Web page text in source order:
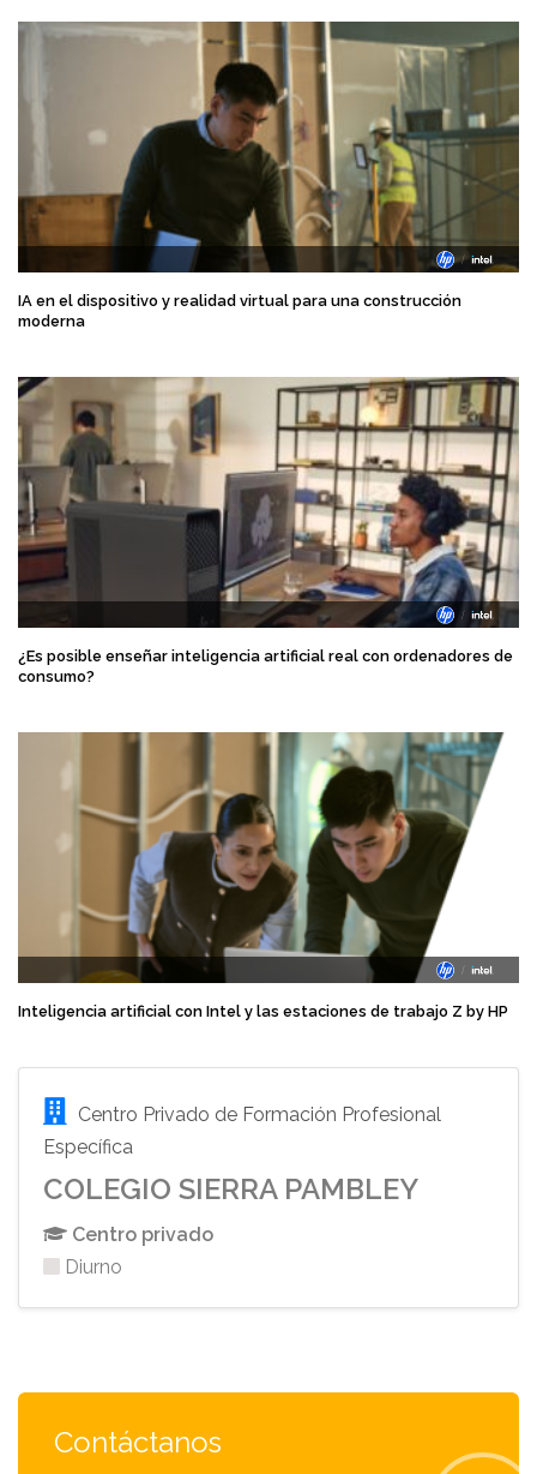
IA en el dispositivo y realidad virtual para una construcción
moderna
¿Es posible enseñar inteligencia artificial real con ordenadores de
consumo?
Inteligencia artificial con Intel y las estaciones de trabajo Z by HP
Centro Privado de Formación Profesional
Específica
COLEGIO SIERRA PAMBLEY
Centro privado
Diurno
Contáctanos